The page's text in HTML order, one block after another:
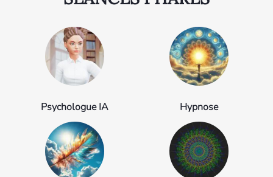
Psychologue IA Hypnose